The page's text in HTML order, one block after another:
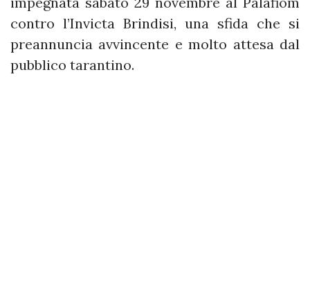
contro l’Invicta Brindisi, una sfida che si
preannuncia avvincente e molto attesa dal
pubblico tarantino.